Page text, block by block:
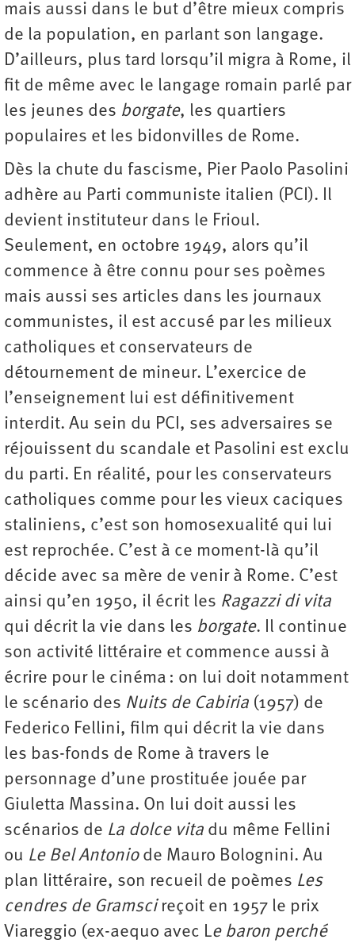
mais aussi dans le but d’être mieux compris
de la population, en parlant son langage.
D’ailleurs, plus tard lorsqu’il migra à Rome, il
fit de même avec le langage romain parlé par
les jeunes des borgate, les quartiers
populaires et les bidonvilles de Rome.
Dès la chute du fascisme, Pier Paolo Pasolini
adhère au Parti communiste italien (PCI). Il
devient instituteur dans le Frioul.
Seulement, en octobre 1949, alors qu’il
commence à être connu pour ses poèmes
mais aussi ses articles dans les journaux
communistes, il est accusé par les milieux
catholiques et conservateurs de
détournement de mineur. L’exercice de
l’enseignement lui est définitivement
interdit. Au sein du PCI, ses adversaires se
réjouissent du scandale et Pasolini est exclu
du parti. En réalité, pour les conservateurs
catholiques comme pour les vieux caciques
staliniens, c’est son homosexualité qui lui
est reprochée. C’est à ce moment-là qu’il
décide avec sa mère de venir à Rome. C’est
ainsi qu’en 1950, il écrit les Ragazzi di vita
qui décrit la vie dans les borgate. Il continue
son activité littéraire et commence aussi à
écrire pour le cinéma : on lui doit notamment
le scénario des Nuits de Cabiria (1957) de
Federico Fellini, film qui décrit la vie dans
les bas-fonds de Rome à travers le
personnage d’une prostituée jouée par
Giuletta Massina. On lui doit aussi les
scénarios de La dolce vita du même Fellini
ou Le Bel Antoniode Mauro Bolognini. Au
plan littéraire, son recueil de poèmes Les
cendres de Gramscireçoit en 1957 le prix
Viareggio (ex-aequo avec Le baron perché